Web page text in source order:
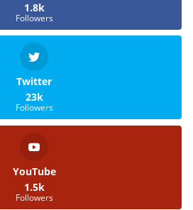
1.8k
Followers
Twitter
23k
Followers
YouTube
1.5k
Followers